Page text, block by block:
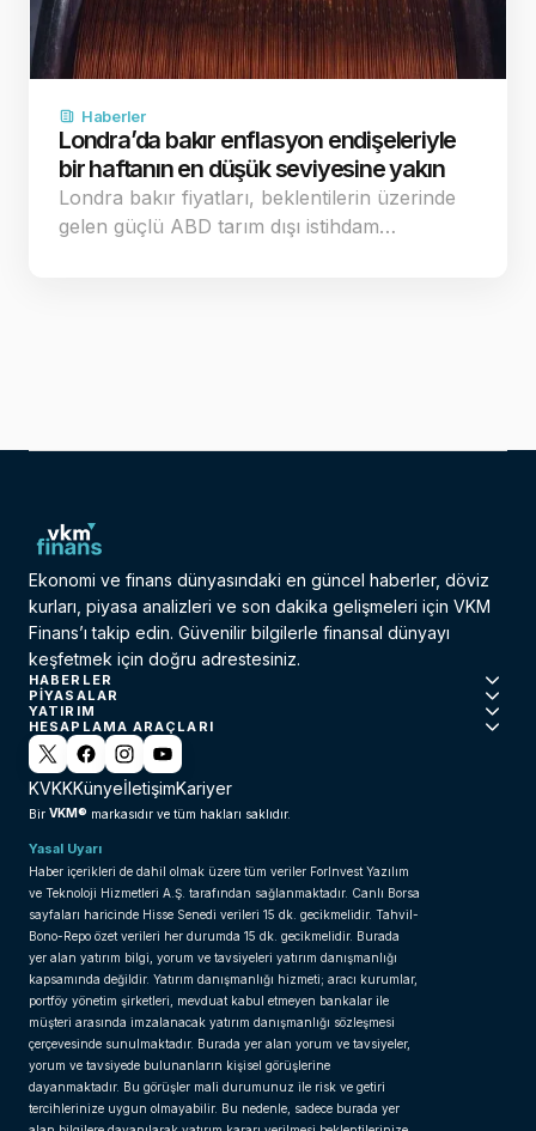
Haberler
Londra’da bakır enflasyon endişeleriyle
bir haftanın en düşük seviyesine yakın
Londra bakır fiyatları, beklentilerin üzerinde
gelen güçlü ABD tarım dışı istihdam…
Ekonomi ve finans dünyasındaki en güncel haberler, döviz
kurları, piyasa analizleri ve son dakika gelişmeleri için VKM
Finans’ı takip edin. Güvenilir bilgilerle finansal dünyayı
keşfetmek için doğru adrestesiniz.
HABERLER
PIYASALAR
YATIRIM
HESAPLAMA ARAÇLARI
KVKKKünyeİletişimKariyer
Bir VKM® markasıdır ve tüm hakları saklıdır.
Yasal Uyarı
Haber içerikleri de dahil olmak üzere tüm veriler ForInvest Yazılım
ve Teknoloji Hizmetleri A.Ş. tarafından sağlanmaktadır. Canlı Borsa
sayfaları haricinde Hisse Senedi verileri 15 dk. gecikmelidir. Tahvil-
Bono-Repo özet verileri her durumda 15 dk. gecikmelidir. Burada
yer alan yatırım bilgi, yorum ve tavsiyeleri yatırım danışmanlığı
kapsamında değildir. Yatırım danışmanlığı hizmeti; aracı kurumlar,
portföy yönetim şirketleri, mevduat kabul etmeyen bankalar ile
müşteri arasında imzalanacak yatırım danışmanlığı sözleşmesi
çerçevesinde sunulmaktadır. Burada yer alan yorum ve tavsiyeler,
yorum ve tavsiyede bulunanların kişisel görüşlerine
dayanmaktadır. Bu görüşler mali durumunuz ile risk ve getiri
tercihlerinize uygun olmayabilir. Bu nedenle, sadece burada yer